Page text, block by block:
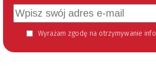
Wyrażam zgodę na otrzymywanie informacji handlowej kierowanej do mnie za pomocą środków komunikacji elektronicznej w szczególności poczty elektronicznej zgodnie z przepisem art. 10 ust 2 ustawy z dnia 18 lipca 2002 roku o świadczeniu usług drogą elektroniczną (Dz. U. 144 z 2002 r. poz. 1204). Zgoda jest dobrowolna, jednak jej wyrażenie jest konieczne, aby otrzymywać newsletter.